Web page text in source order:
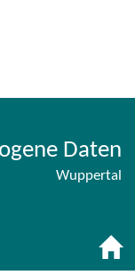
Daten
Wuppertal